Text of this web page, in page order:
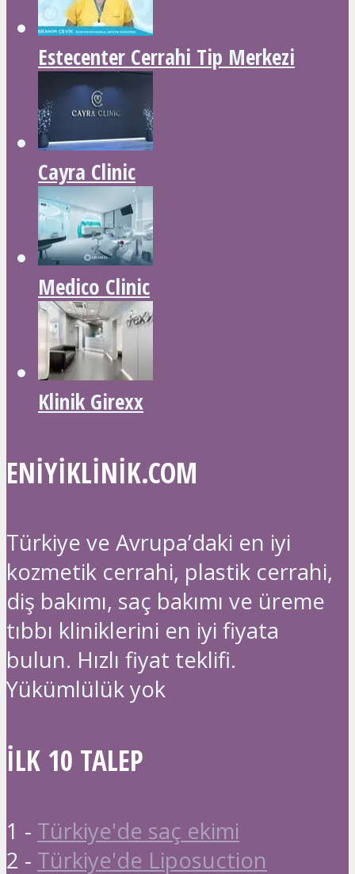
Estecenter Cerrahi Tip Merkezi
Cayra Clinic
Medico Clinic
Klinik Girexx
ENIYIKLINIK.COM
Türkiye ve Avrupa’daki en iyi
kozmetik cerrahi, plastik cerrahi,
diş bakımı, saç bakımı ve üreme
tıbbı kliniklerini en iyi fiyata
bulun. Hızlı fiyat teklifi.
Yükümlülük yok
İLK 10 TALEP
1 - Türkiye'de saç ekimi
2 - Türkiye'de Liposuction